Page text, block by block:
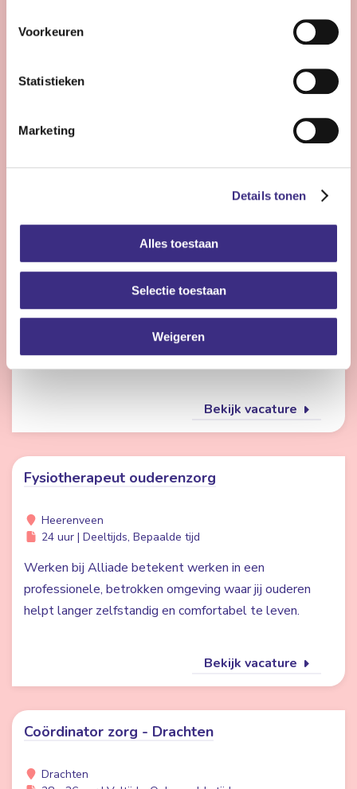
Voorkeuren
Statistieken
Marketing
Details tonen
Alles toestaan
Selectie toestaan
Weigeren
Ben jij een persoonlijk begeleider die energie krijgt van
complexe zorg en kleine successen groots weet te
Bekijk vacature
Nog 24 dagen
4 - 28 uur | Deeltijds, Onbepaalde tijd
Wil jij met meerdere doelgroepen werken en elke dag
iets anders doen? Dan is de flexpool echt iets voor jou.
Je werkt op verschillende locaties in de
gehandicaptenzorg, jeugdzorg of ouderenzorg.
Bekijk vacature
Fysiotherapeut ouderenzorg
Heerenveen
24 uur | Deeltijds, Bepaalde tijd
Werken bij Alliade betekent werken in een
professionele, betrokken omgeving waar jij ouderen
helpt langer zelfstandig en comfortabel te leven.
Bekijk vacature
Coördinator zorg - Drachten
Drachten